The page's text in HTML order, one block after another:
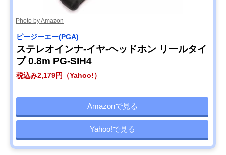
Photo by Amazon
ピージーエー(PGA)
ステレオインナ-イヤ-ヘッドホン リールタイ
プ 0.8m PG-SIH4
税込み2,179円（Yahoo!）
Amazonで見る
Yahoo!で見る